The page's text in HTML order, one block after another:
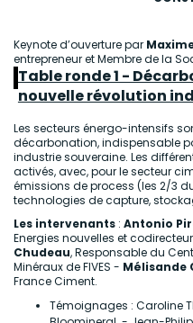
Keynote d’ouverture par
entrepreneur et Membre de la
Table ronde 1 -
nouvelle révolution
Les secteurs énergo-intensifs
décarbonation, indispensable
industrie souveraine. Les
activés, avec, pour le secteur
émissions de process (les 2/3
technologies de capture,
Les intervenants : Antonio
Energies nouvelles et
Chudeau, Responsable du
Minéraux de FIVES - Mélisande
France Ciment.
Témoignages : Caroline